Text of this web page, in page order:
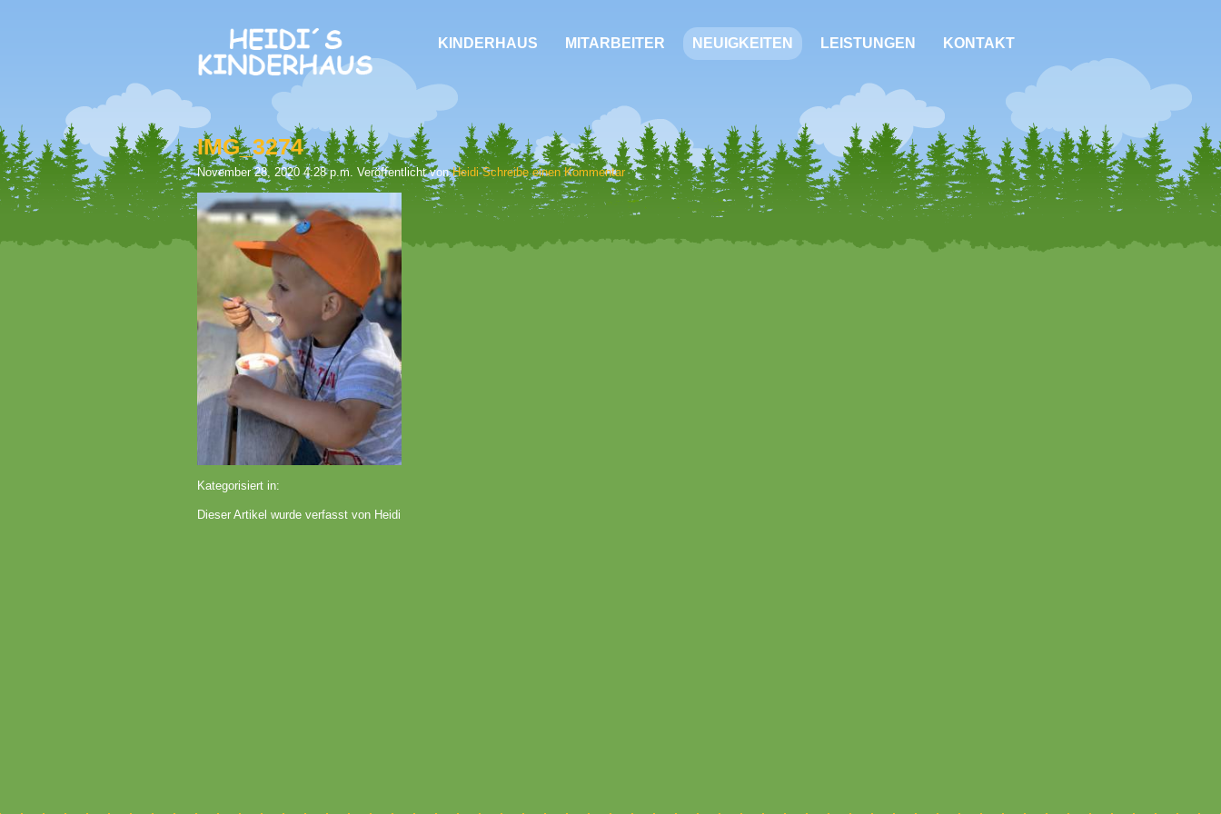
KINDERHAUS MITARBEITER NEUIGKEITEN LEISTUNGEN KONTAKT
IMG_3274
November 28, 2020 4:28 p.m. Veröffentlicht vonHeidi Schreibe einen Kommentar
Kategorisiert in:
Dieser Artikel wurde verfasst von Heidi